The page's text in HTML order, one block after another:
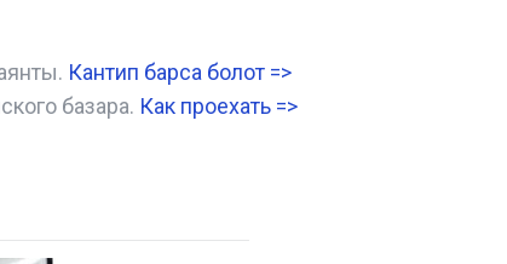
Кантип барса болот =>
базара. Как проехать =>